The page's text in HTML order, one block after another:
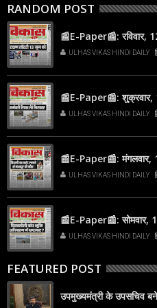
RANDOM POST
📰E-Paper📰:
ULHAS VIKAS HINDI DAILY
📰E-Paper📰:
ULHAS VIKAS HINDI DAILY
📰E-Paper📰:
ULHAS VIKAS HINDI DAILY
📰E-Paper📰:
ULHAS VIKAS HINDI DAILY
FEATURED POST
उपमुख्यमंत्री के उपसचिव